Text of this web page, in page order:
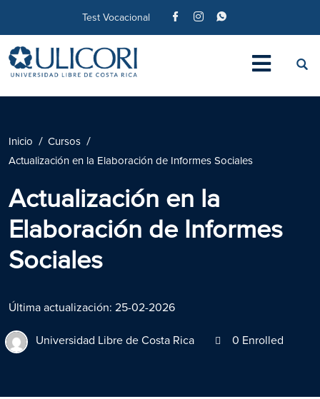
Test Vocacional
Inicio
Cursos
Actualización en la Elaboración de Informes Sociales
Actualización en la
Elaboración de Informes
Sociales
Última actualización: 25-02-2026
Universidad Libre de Costa Rica 0 Enrolled